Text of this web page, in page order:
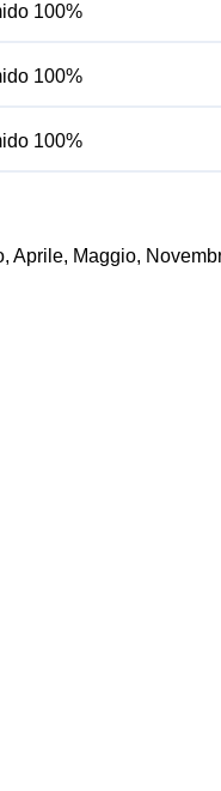
100%
100%
100%
Aprile, Maggio,